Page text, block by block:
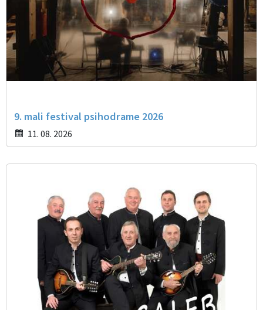
9. mali festival psihodrame 2026
11. 08. 2026